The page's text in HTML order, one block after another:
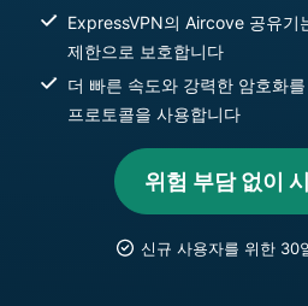
ExpressVPN의 Aircove 공유기
제한으로 보호합니다
더 빠른 속도와 강력한 암호화
프로토콜을 사용합니다
위험 부담 없이
신규 사용자를 위한 30